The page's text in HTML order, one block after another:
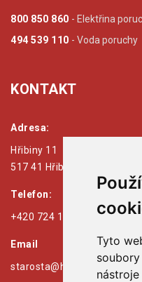
Tyto
800 850 860 - Elektřina
494 539 110 - Voda poruchy
KONTAKT
Adresa:
Hřibiny 11
517 41 Hřibiny - Ledská
Telefon:
+420 724 179 125
Email
starosta@hribiny-ledska.cz